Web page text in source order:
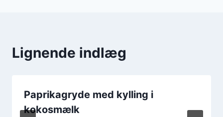
Lignende indlæg
Paprikagryde med kylling i
kokosmælk